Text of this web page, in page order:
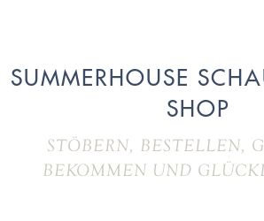
SUMMERHOUSE
SHOP
STÖBERN, BESTELLEN,
BEKOMMEN UND